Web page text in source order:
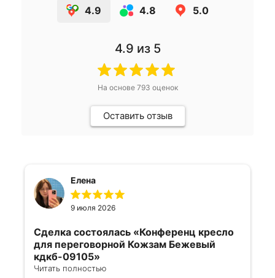
4.9 4.8 5.0
4.9 из 5
На основе 793 оценок
Оставить отзыв
Елена
9 июля 2026
Сделка состоялась «Конференц кресло
для переговорной Кожзам Бежевый
кдкб-09105»
Читать полностью